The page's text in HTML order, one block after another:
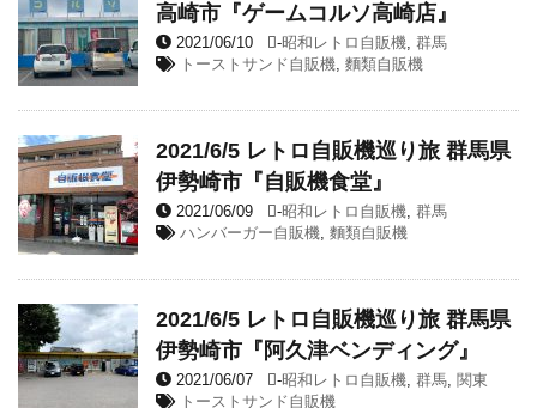
高崎市『ゲームコルソ高崎店』
2021/06/10 -昭和レトロ自販機, 群馬
トーストサンド自販機, 麵類自販機
2021/6/5 レトロ自販機巡り旅 群馬県
伊勢崎市『自販機食堂』
2021/06/09 -昭和レトロ自販機, 群馬
ハンバーガー自販機, 麵類自販機
2021/6/5 レトロ自販機巡り旅 群馬県
伊勢崎市『阿久津ベンディング』
2021/06/07 -昭和レトロ自販機, 群馬, 関東
トーストサンド自販機